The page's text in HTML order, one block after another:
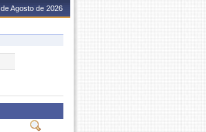
Agosto de 2026